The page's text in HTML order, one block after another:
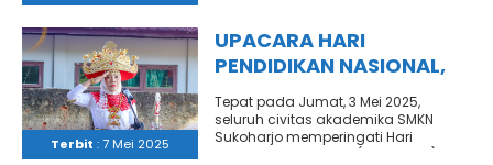
Terbit : 7 Mei 2025
UPACARA HARI
PENDIDIKAN NASIONAL,
JUMAT 03 MEI 2025
Tepat pada Jumat, 3 Mei 2025,
seluruh civitas akademika SMKN
Sukoharjo memperingati Hari
Pendidikan Nasional (Hardiknas)